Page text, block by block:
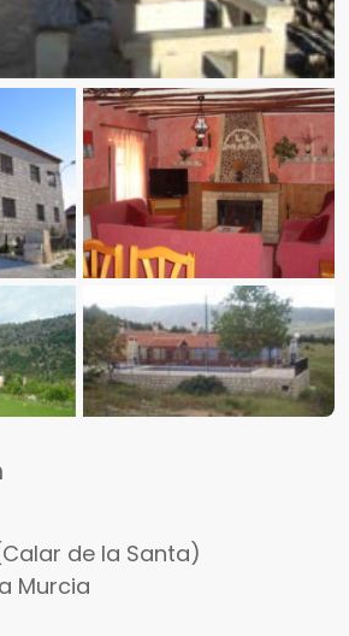
de la Santa)
Murcia